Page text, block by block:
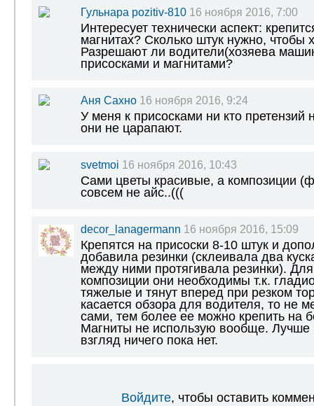
Гульнара pozitiv-810 16 ноября 2016, 7:00
Интересует технически аспект:
магнитах? Сколько штук нужно, чтобы
Разрешают ли водители(хозяева
присосками и магнитами?
Аня Сахно 16 ноября 2016, 9:24
У меня к присосками ни кто претензий
они не царапают.
svetmoi 16 ноября 2016, 10:43
Сами цветы красивые, а композиции
совсем не айс..(((
decor_lanagermann 16 ноября 2016, 15:09
Крепятся на присоски 8-10 штук и
добавила резинки (склеивала два
между ними протягивала резинки).
композиции они необходимы т.к.
тяжелые и тянут вперед при резком
касается обзора для водителя, то не
сами, тем более ее можно крепить на
Магниты не использую вообще. Лучше
взгляд ничего пока нет.
Войдите, чтобы оставить